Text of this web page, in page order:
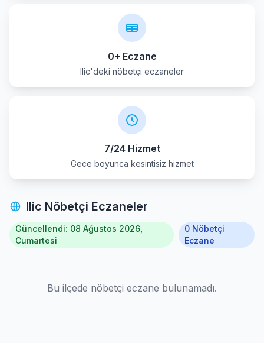
0+ Eczane
Ilic'deki nöbetçi eczaneler
7/24 Hizmet
Gece boyunca kesintisiz hizmet
Ilic Nöbetçi Eczaneler
Güncellendi: 08 Ağustos 2026,
Cumartesi
0 Nöbetçi
Eczane
Bu ilçede nöbetçi eczane bulunamadı.